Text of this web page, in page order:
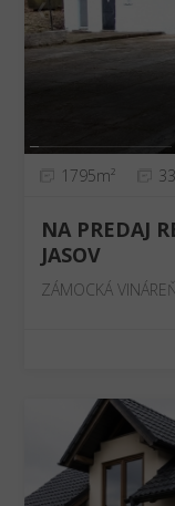
❮
1795m²
NA PREDAJ
JASOV
ZÁMOCKÁ